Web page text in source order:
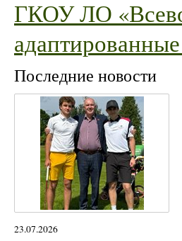
ГКОУ ЛО
Последние новости
23.07.2026